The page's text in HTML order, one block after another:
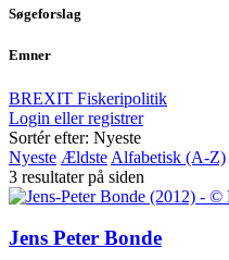
Søgeforslag
Emner
BREXIT Fiskeripolitik
Login eller registrer
Sortér efter: Nyeste
Nyeste Ældste Alfabetisk (A-Z)
3 resultater på siden
Jens Peter Bonde